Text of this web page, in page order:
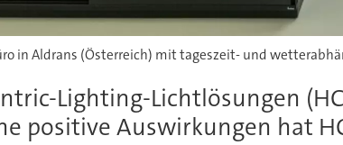
in Aldrans (Österreich) mit tageszeit- und
Lighting-Lichtlösungen
positive Auswirkungen hat